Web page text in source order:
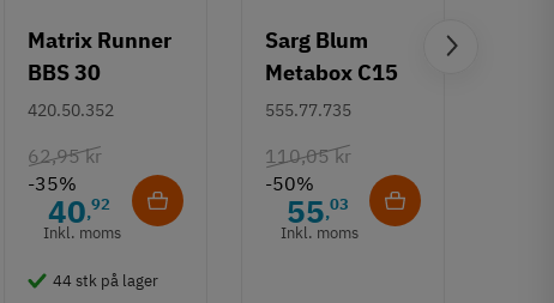
Matrix Runner
BBS 30
kugleudtræk -
420.50.352
62,95 kr
-35%
40,92
Inkl. moms
44 stk på lager
Sarg Blum
Metabox C15
320 M - højde
555.77.735
110,05 kr
-50%
55,03
Inkl. moms